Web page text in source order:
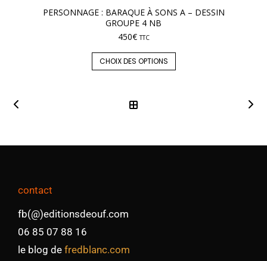
PERSONNAGE : BARAQUE À SONS A – DESSIN
GROUPE 4 NB
450€ TTC
CHOIX DES OPTIONS
contact
fb(@)editionsdeouf.com
06 85 07 88 16
le blog de fredblanc.com